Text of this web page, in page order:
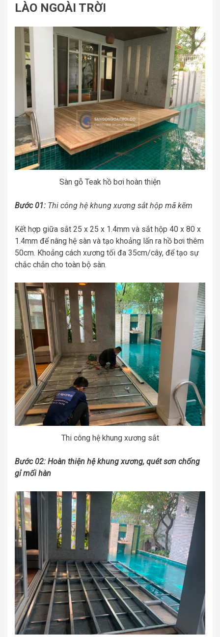
LÀO NGOÀI TRỜI
Sàn gỗ Teak hồ bơi hoàn thiện
Bước 01: Thi công hệ khung xương sắt hộp mã kẽm
Kết hợp giữa sắt 25 x 25 x 1.4mm và sắt hộp 40 x 80 x
1.4mm để nâng hệ sàn và tạo khoảng lấn ra hồ bơi thêm
50cm. Khoảng cách xương tối đa 35cm/cây, để tạo sự
chắc chắn cho toàn bộ sàn.
Thi công hệ khung xương sắt
Bước 02: Hoàn thiện hệ khung xương, quét sơn chống
gỉ mối hàn